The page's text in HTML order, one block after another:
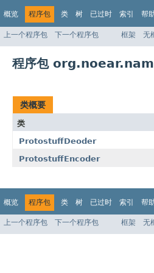
概览 程序包 类 树 已过时 索引 帮
上一个程序包 下一个程序包 框架 无
程序包
类概要
类
ProtostuffDeoder
ProtostuffEncoder
概览 程序包 类 树 已过时 索引 帮
上一个程序包 下一个程序包 框架 无